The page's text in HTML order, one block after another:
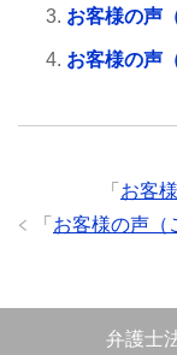
お客様の声
お客様の声
「 お客
「 お客様の声（
弁護士